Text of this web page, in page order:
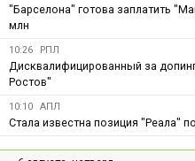
"Барселона" готова заплатить
млн
10:26 РПЛ
Дисквалифицированный за
Ростов"
10:10 АПЛ
Стала известна позиция "Реала"